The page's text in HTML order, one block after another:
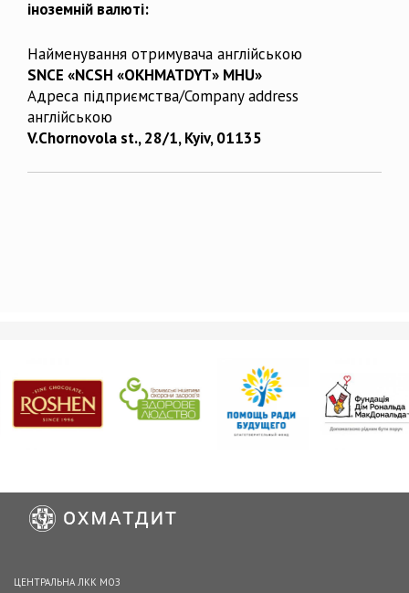
іноземній валюті:
Найменування отримувача англійською
SNCE «NCSH «OKHMATDYT» MHU»
Адреса підприємства/Company address
англійською
V.Chornovola st., 28/1, Kyiv, 01135
ЦЕНТРАЛЬНА ЛКК МОЗ